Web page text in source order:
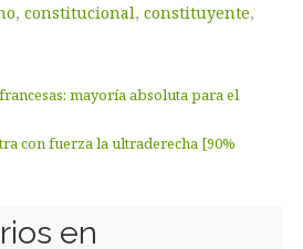
, constitucional, constituyente,
mayoría absoluta para el
con fuerza la ultraderecha [90%
en